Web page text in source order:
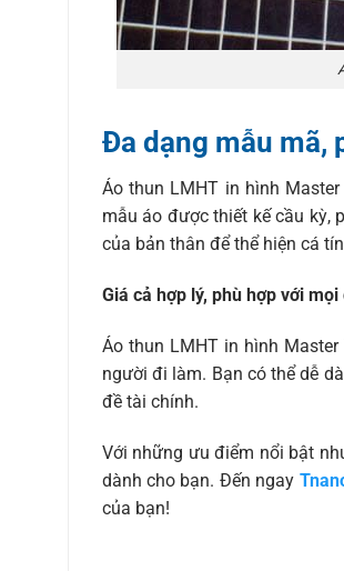
Đa dạng mẫu mã,
Áo thun LMHT in hình
mẫu áo được thiết kế cầu kỳ,
của bản thân để thể hiện cá
Giá cả hợp lý, phù hợp với
Áo thun LMHT in hình
người đi làm. Bạn có thể dễ
đề tài chính.
Với những ưu điểm nổi bật
dành cho bạn. Đến ngay
của bạn!